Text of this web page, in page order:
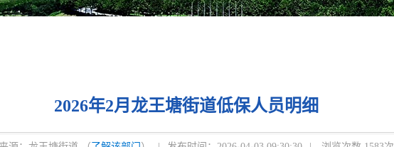
2026年2月龙王塘街道低保人员明细